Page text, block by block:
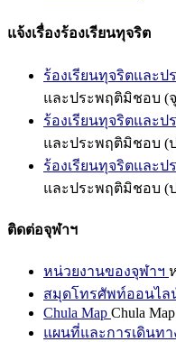
แจ้งเรื่องร้องเรียนทุจริต
ร้องเรียนทุจริตและ
และประพฤติมิชอบ (
ร้องเรียนทุจริตและ
และประพฤติมิชอบ (
ร้องเรียนทุจริตและ
และประพฤติมิชอบ (
ติดต่อจุฬาฯ
หน่วยงานของจุฬาฯ
สมุดโทรศัพท์ออนไล
Chula Map Chula Map
แผนที่และการเดินทา